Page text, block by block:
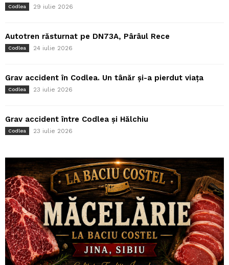
Codlea 29 iulie 2026
Autotren răsturnat pe DN73A, Pârâul Rece
Codlea 24 iulie 2026
Grav accident în Codlea. Un tânăr și-a pierdut viața
Codlea 23 iulie 2026
Grav accident între Codlea și Hălchiu
Codlea 23 iulie 2026